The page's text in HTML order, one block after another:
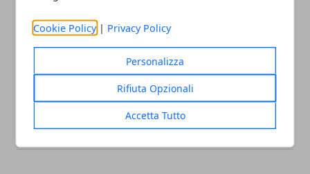
Cookie Policy | Privacy Policy
Personalizza
Rifiuta Opzionali
Accetta Tutto
diversi colori.
Facebook
TwitterWhatsapp